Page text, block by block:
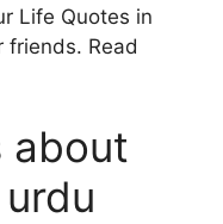
Life Quotes in
friends. Read
about